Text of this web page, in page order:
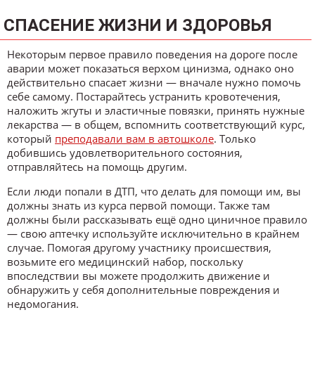
СПАСЕНИЕ ЖИЗНИ И ЗДОРОВЬЯ
Некоторым первое правило поведения на дороге после
аварии может показаться верхом цинизма, однако оно
действительно спасает жизни — вначале нужно помочь
себе самому. Постарайтесь устранить кровотечения,
наложить жгуты и эластичные повязки, принять нужные
лекарства — в общем, вспомнить соответствующий курс,
который преподавали вам в автошколе. Только
добившись удовлетворительного состояния,
отправляйтесь на помощь другим.
Если люди попали в ДТП, что делать для помощи им, вы
должны знать из курса первой помощи. Также там
должны были рассказывать ещё одно циничное правило
— свою аптечку используйте исключительно в крайнем
случае. Помогая другому участнику происшествия,
возьмите его медицинский набор, поскольку
впоследствии вы можете продолжить движение и
обнаружить у себя дополнительные повреждения и
недомогания.